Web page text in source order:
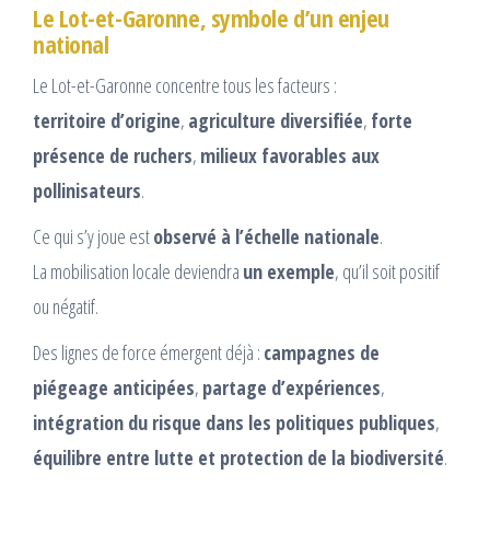
Le Lot-et-Garonne, symbole d’un enjeu
national
Le Lot-et-Garonne concentre tous les facteurs :
territoire d’origine, agriculture diversifiée, forte
présence de ruchers, milieux favorables aux
pollinisateurs.
Ce qui s’y joue estobservé à l’échelle nationale.
La mobilisation locale deviendra un exemple, qu’il soit positif
ou négatif.
Des lignes de force émergent déjà : campagnes de
piégeage anticipées, partage d’expériences,
intégration du risque dans les politiques publiques,
équilibre entre lutte et protection de la biodiversité.